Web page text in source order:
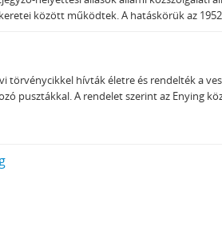
között működtek. A hatáskörük az
törvénycikkel hívták életre és rendelték a
pusztákkal. A rendelet szerint az Enying